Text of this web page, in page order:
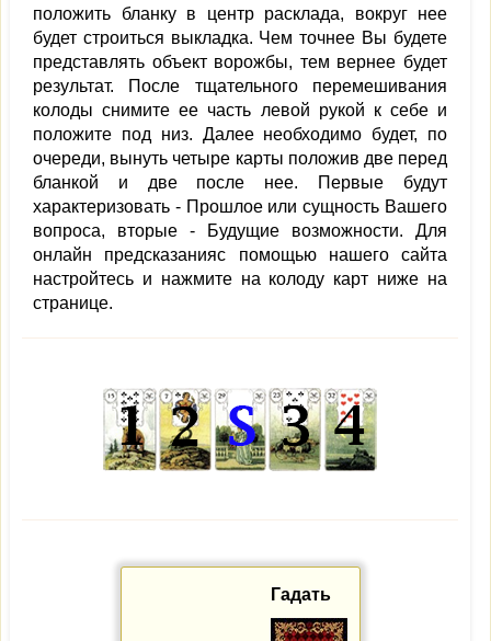
положить бланку в центр расклада, вокруг нее
будет строиться выкладка. Чем точнее Вы будете
представлять объект ворожбы, тем вернее будет
результат. После тщательного перемешивания
колоды снимите ее часть левой рукой к себе и
положите под низ. Далее необходимо будет, по
очереди, вынуть четыре карты положив две перед
бланкой и две после нее. Первые будут
характеризовать - Прошлое или сущность Вашего
вопроса, вторые - Будущие возможности. Для
онлайн предсказанияс помощью нашего сайта
настройтесь и нажмите на колоду карт ниже на
странице.
Гадать